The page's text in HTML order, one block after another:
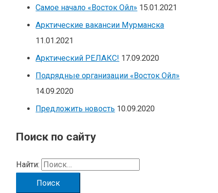
Самое начало «Восток Ойл» 15.01.2021
Арктические вакансии Мурманска
11.01.2021
Арктический РЕЛАКС! 17.09.2020
Подрядные организации «Восток Ойл»
14.09.2020
Предложить новость 10.09.2020
Поиск по сайту
Найти: